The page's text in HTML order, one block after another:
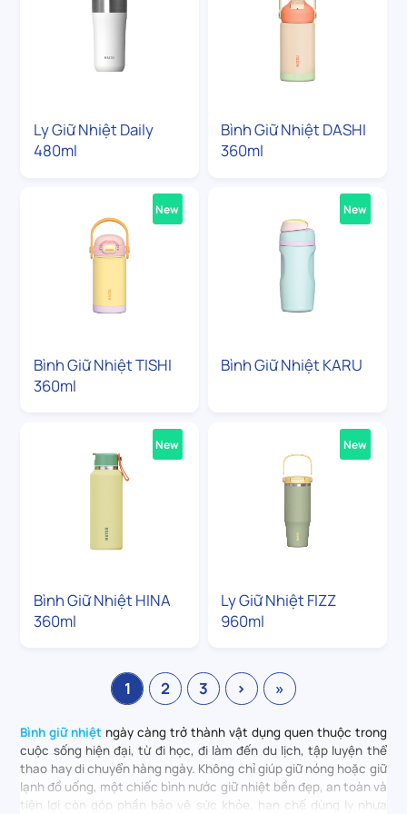
Ly Giữ Nhiệt Daily
480ml
Bình Giữ Nhiệt DASHI
360ml
Bình Giữ Nhiệt TISHI
360ml
New
Bình Giữ Nhiệt KARU
New
Bình Giữ Nhiệt HINA
360ml
New
Ly Giữ Nhiệt FIZZ
960ml
New
1 2 3 › »
Bình giữ nhiệt ngày càng trở thành vật dụng quen thuộc trong
cuộc sống hiện đại, từ đi học, đi làm đến du lịch, tập luyện thể
thao hay di chuyển hàng ngày. Không chỉ giúp giữ nóng hoặc giữ
lạnh đồ uống, một chiếc bình nước giữ nhiệt bền đẹp, an toàn và
tiện lợi còn góp phần bảo vệ sức khỏe, hạn chế dùng ly nhựa